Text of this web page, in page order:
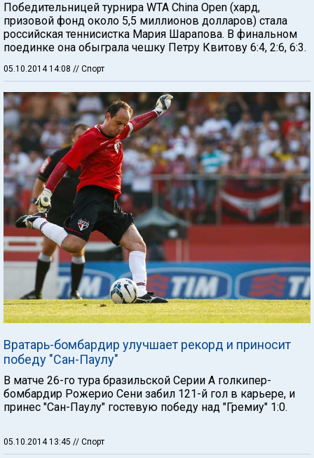
Победительницей турнира WTA China Open (хард,
призовой фонд около 5,5 миллионов долларов) стала
российская теннисистка Мария Шарапова. В финальном
поединке она обыграла чешку Петру Квитову 6:4, 2:6, 6:3.
05.10.2014 14:08 // Спорт
Вратарь-бомбардир улучшает рекорд и приносит
победу "Сан-Паулу"
В матче 26-го тура бразильской Серии А голкипер-
бомбардир Рожерио Сени забил 121-й гол в карьере, и
принес "Сан-Паулу" гостевую победу над "Гремиу" 1:0.
05.10.2014 13:45 // Спорт